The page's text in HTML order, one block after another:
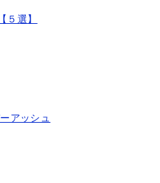
５選】
アッシュ